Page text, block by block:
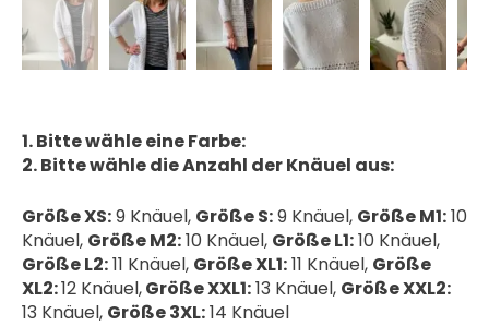
1. Bitte wähle eine Farbe:
2. Bitte wähle die Anzahl der Knäuel aus:
Größe XS:9 Knäuel, Größe S:9 Knäuel, Größe M1:10
Knäuel, Größe M2:10 Knäuel, Größe L1:10 Knäuel,
Größe L2:11 Knäuel, Größe XL1:11 Knäuel, Größe
XL2:12 Knäuel,Größe XXL1:13 Knäuel, Größe XXL2:
13 Knäuel, Größe 3XL:14 Knäuel